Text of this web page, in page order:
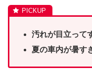
汚れが目立って
夏の車内が暑す